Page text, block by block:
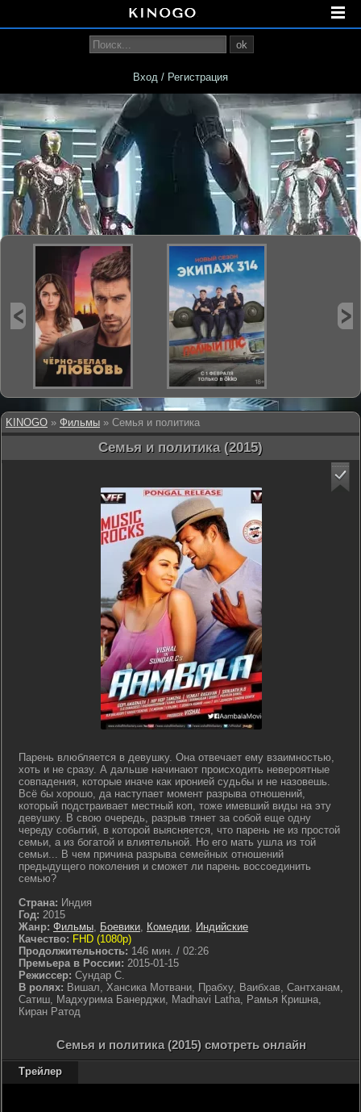
KINOGO » Фильмы » Семья и политика
Семья и политика (2015)
Парень влюбляется в девушку. Она отвечает ему взаимностью,
хоть и не сразу. А дальше начинают происходить невероятные
совпадения, которые иначе как иронией судьбы и не назовешь.
Всё бы хорошо, да наступает момент разрыва отношений,
который подстраивает местный коп, тоже имевший виды на эту
девушку. В свою очередь, разрыв тянет за собой еще одну
череду событий, в которой выясняется, что парень не из простой
семьи, а из богатой и влиятельной. Но его мать ушла из той
семьи... В чем причина разрыва семейных отношений
предыдущего поколения и сможет ли парень воссоединить
семью?
Страна: Индия
Год: 2015
Жанр: Фильмы, Боевики, Комедии, Индийские
Качество: FHD (1080p)
Продолжительность: 146 мин. / 02:26
Премьера в России: 2015-01-15
Режиссер: Сундар С.
В ролях: Вишал, Хансика Мотвани, Прабху, Ваибхав, Сантханам,
Сатиш, Мадхурима Банерджи, Madhavi Latha, Рамья Кришна,
Киран Ратод
Семья и политика (2015) смотреть онлайн
Трейлер
ok
Вход / Регистрация